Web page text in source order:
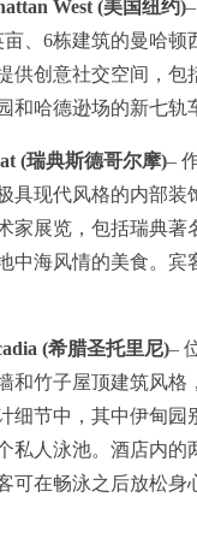
West (美国纽约)
、6栋建筑的曼哈
供创意社交空间，包
和哈德逊场的新七轨
(瑞典斯德哥尔摩)–
具现代风格的内部装
家展览，包括瑞典
中海风情的美食。
(希腊圣托里尼)–
和竹子屋顶建筑风
细节中，其中伊甸园
私人泳池。酒店内
可在畅泳之后放松身